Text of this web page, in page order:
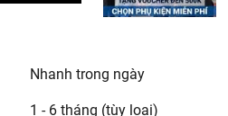
Nhanh trong ngày
1 - 6 tháng (tùy loại)